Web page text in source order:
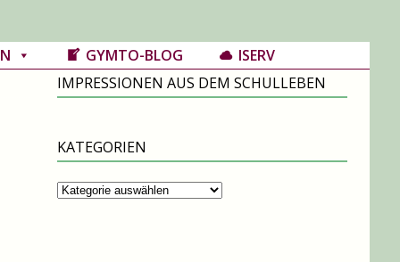
GYMTO-BLOG
ISERV
IMPRESSIONEN AUS DEM SCHULLEBEN
KATEGORIEN
Kategorien